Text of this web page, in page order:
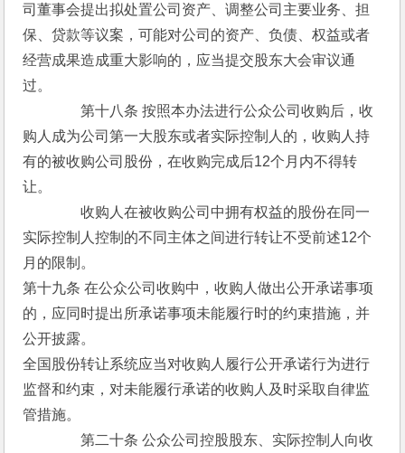
司董事会提出拟处置公司资产、调整公司主要业务、担
保、贷款等议案，可能对公司的资产、负债、权益或者
经营成果造成重大影响的，应当提交股东大会审议通
过。
第十八条 按照本办法进行公众公司收购后，收
购人成为公司第一大股东或者实际控制人的，收购人持
有的被收购公司股份，在收购完成后12个月内不得转
让。
收购人在被收购公司中拥有权益的股份在同一
实际控制人控制的不同主体之间进行转让不受前述12个
月的限制。
第十九条 在公众公司收购中，收购人做出公开承诺事项
的，应同时提出所承诺事项未能履行时的约束措施，并
公开披露。
全国股份转让系统应当对收购人履行公开承诺行为进行
监督和约束，对未能履行承诺的收购人及时采取自律监
管措施。
第二十条 公众公司控股股东、实际控制人向收